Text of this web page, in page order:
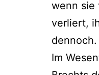
wenn sie
verliert,
dennoch.
Im